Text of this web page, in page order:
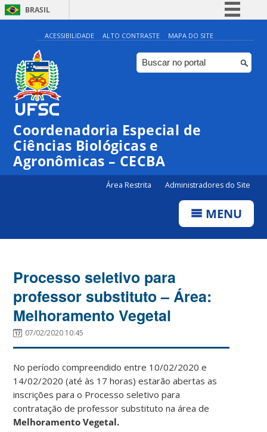
BRASIL
Simplifique!
Comunica BR
Participe
Canais
ACESSIBILIDADE ALTO CONTRASTE MAPA DO SITE
Coordenadoria Especial de
Ciências Biológicas e
Agronômicas – CECBA
Área Restrita Administradores do Site
MENU
Processo seletivo para
professor substituto – Área:
Melhoramento Vegetal
07/02/2020 10:45
No período compreendido entre 10/02/2020 e
14/02/2020 (até às 17 horas) estarão abertas as
inscrições para o Processo seletivo para
contratação de professor substituto na área de
Melhoramento Vegetal.